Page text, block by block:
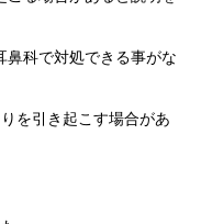
鼻科で対処できる事がな
を引き起こす場合があ